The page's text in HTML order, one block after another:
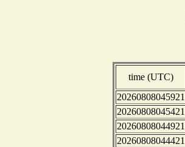
time (UTC)
20260808045921
20260808045421
20260808044921
20260808044421